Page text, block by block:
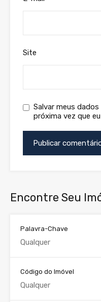
Site
Salvar meus
próxima vez que
Encontre Seu
Palavra-Chave
Código do Imóvel